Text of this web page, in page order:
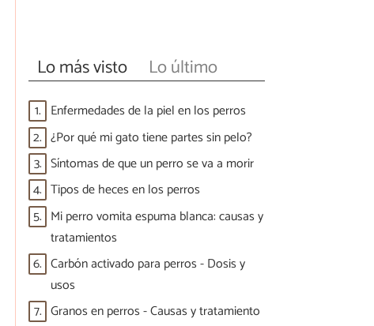
Lo más visto Lo último
1. Enfermedades de la piel en los perros
2. ¿Por qué mi gato tiene partes sin pelo?
3. Síntomas de que un perro se va a morir
4. Tipos de heces en los perros
5. Mi perro vomita espuma blanca: causas y
tratamientos
6. Carbón activado para perros - Dosis y
usos
7. Granos en perros - Causas y tratamiento